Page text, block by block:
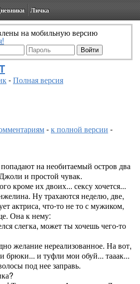
Личка
на мобильную версию
-Полная версия
-к полной версии -
на необитаемый остров два
и простой чувак.
кроме их двоих... сексу хочется...
Ну трахаются неделю, две,
актриса, что-то не то с мужиком,
Она к нему:
слегка, может ты хочешь чего-то
желание нереализованное. На вот,
брюки... и туфли мои обуй... тааак...
под нее заправь.